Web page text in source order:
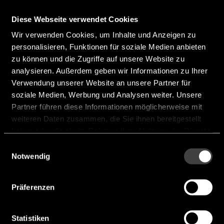
Diese Webseite verwendet Cookies
Wir verwenden Cookies, um Inhalte und Anzeigen zu
personalisieren, Funktionen für soziale Medien anbieten
zu können und die Zugriffe auf unsere Website zu
analysieren. Außerdem geben wir Informationen zu Ihrer
Verwendung unserer Website an unsere Partner für
soziale Medien, Werbung und Analysen weiter. Unsere
Partner führen diese Informationen möglicherweise mit
weiteren Daten zusammen, die Sie ihnen bereitgestellt
Notwendig
Präferenzen
Statistiken
99-235-RSHGSBOD-M202515-
2G-CS